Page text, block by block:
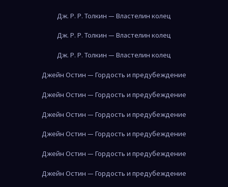
Дж. Р. Р. Толкин — Властелин колец
Дж. Р. Р. Толкин — Властелин колец
Дж. Р. Р. Толкин — Властелин колец
Джейн Остин — Гордость и предубеждение
Джейн Остин — Гордость и предубеждение
Джейн Остин — Гордость и предубеждение
Джейн Остин — Гордость и предубеждение
Джейн Остин — Гордость и предубеждение
Джейн Остин — Гордость и предубеждение